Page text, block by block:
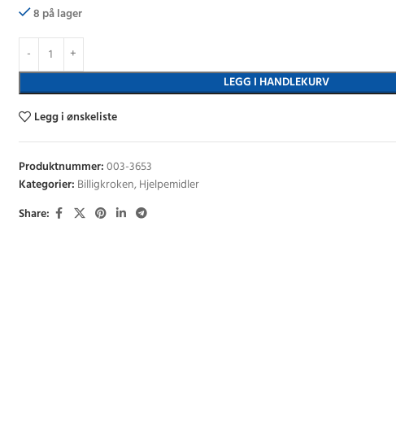
8 på lager
LEGG I HANDLEKURV
Legg i ønskeliste
Produktnummer:003-3653
Kategorier: Billigkroken,Hjelpemidler
Share: